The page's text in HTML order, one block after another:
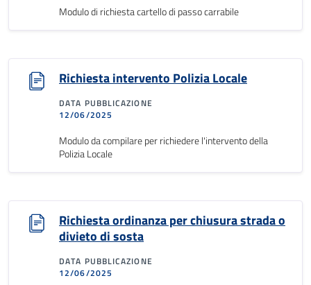
Modulo di richiesta cartello di passo carrabile
Richiesta intervento Polizia Locale
DATA PUBBLICAZIONE
12/06/2025
Modulo da compilare per richiedere l'intervento della
Polizia Locale
Richiesta ordinanza per chiusura strada o
divieto di sosta
DATA PUBBLICAZIONE
12/06/2025